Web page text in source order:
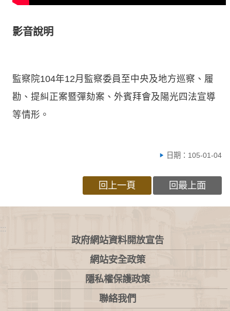
影音說明
監察院104年12月監察委員至中央及地方巡察、履
勘、提糾正案暨彈劾案、外賓拜會及陽光四法宣導
等情形。
日期：105-01-04
回上一頁 回最上面
:::
政府網站資料開放宣告
網站安全政策
隱私權保護政策
聯絡我們